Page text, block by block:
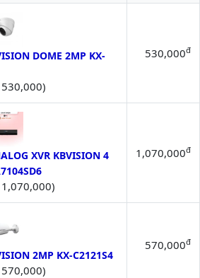
DOME 2MP KX-
530,000đ
XVR KBVISION 4
1,070,000đ
2MP KX-C2121S4
570,000đ